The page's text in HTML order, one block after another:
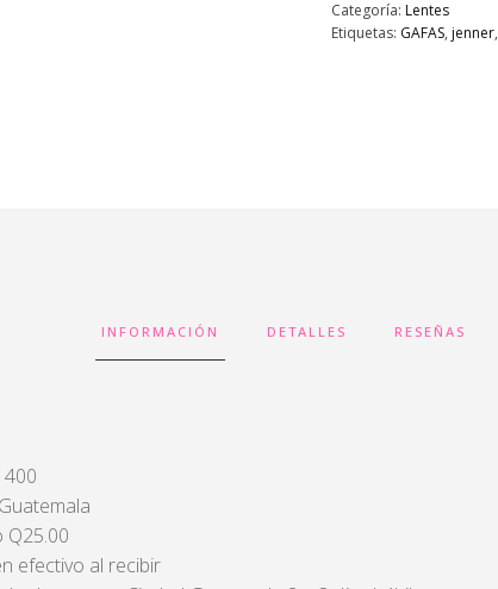
Categoría: Lentes
Etiquetas: GAFAS, jenner,
INFORMACIÓN DETALLES RESEÑAS
Q25.00
efectivo al recibir